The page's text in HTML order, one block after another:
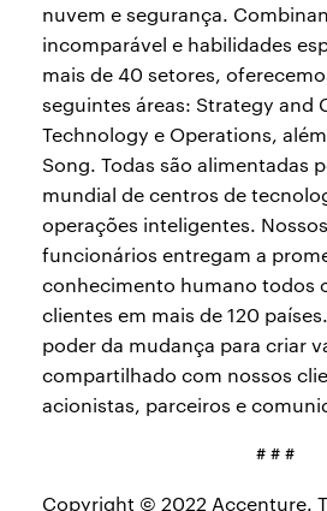
nuvem e segurança.
incomparável e habilidades
mais de 40 setores,
seguintes áreas: Strategy and
Technology e Operations,
Song. Todas são alimentadas
mundial de centros de
operações inteligentes.
funcionários entregam a
conhecimento humano todos
clientes em mais de 120
poder da mudança para criar
compartilhado com nossos
acionistas, parceiros e
# # #
Copyright © 2022 Accenture.